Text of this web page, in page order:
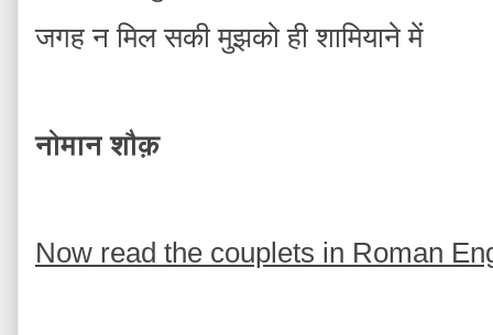
जगह न मिल सकी मुझको ही शामियाने में
नोमान शौक़
Now read the couplets in Roman